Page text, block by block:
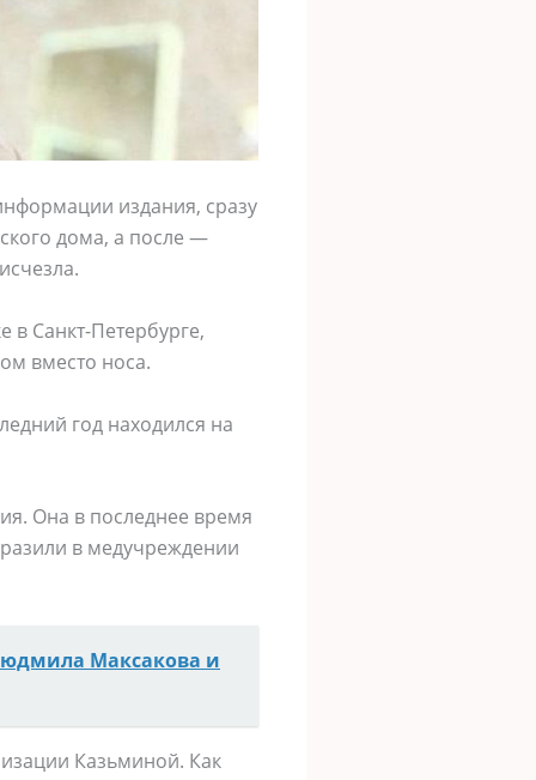
издания, сразу
дома, а после —
в Санкт-Петербурге,
вместо носа.
год находился на
Она в последнее время
в медучреждении
Максакова и
Казьминой. Как